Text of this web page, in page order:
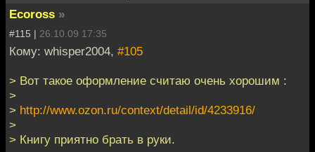
Ecoross »
#115 | 26.10.09 17:35
Кому: whisper2004, #105
> Вот такое оформление считаю очень хорошим :
>
> http://www.ozon.ru/context/detail/id/4233916/
>
> Книгу приятно брать в руки.